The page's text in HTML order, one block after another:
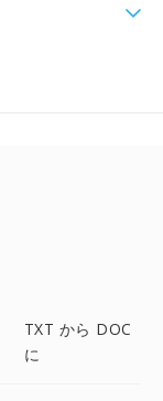
TXT から DOC
に